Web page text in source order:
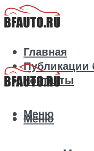
Главная
Публикации
Контакты
Меню
Меню